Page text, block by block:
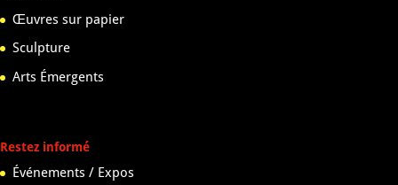
Œuvres sur papier
Sculpture
Arts Émergents
Restez informé
Événements / Expos